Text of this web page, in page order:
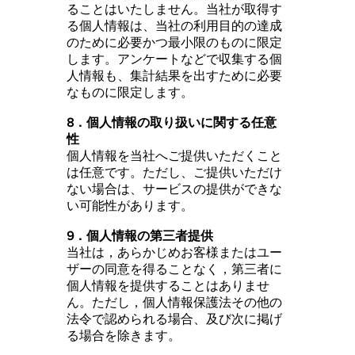
ることはいたしません。当社が取得す
る個人情報は、当社の利用目的の達成
のために必要かつ最小限のものに限定
します。アンケートなどで収集する個
人情報も、集計結果を出すために必要
なものに限定します。
8．個人情報の取り扱いに関する任意
性
個人情報を当社へご提供いただくこと
は任意です。ただし、ご提供いただけ
ない場合は、サービスの提供ができな
い可能性があります。
9．個人情報の第三者提供
当社は，あらかじめお客様またはユー
ザーの同意を得ることなく，第三者に
個人情報を提供することはありませ
ん。ただし，個人情報保護法その他の
法令で認められる場合、及び次に掲げ
る場合を除きます。